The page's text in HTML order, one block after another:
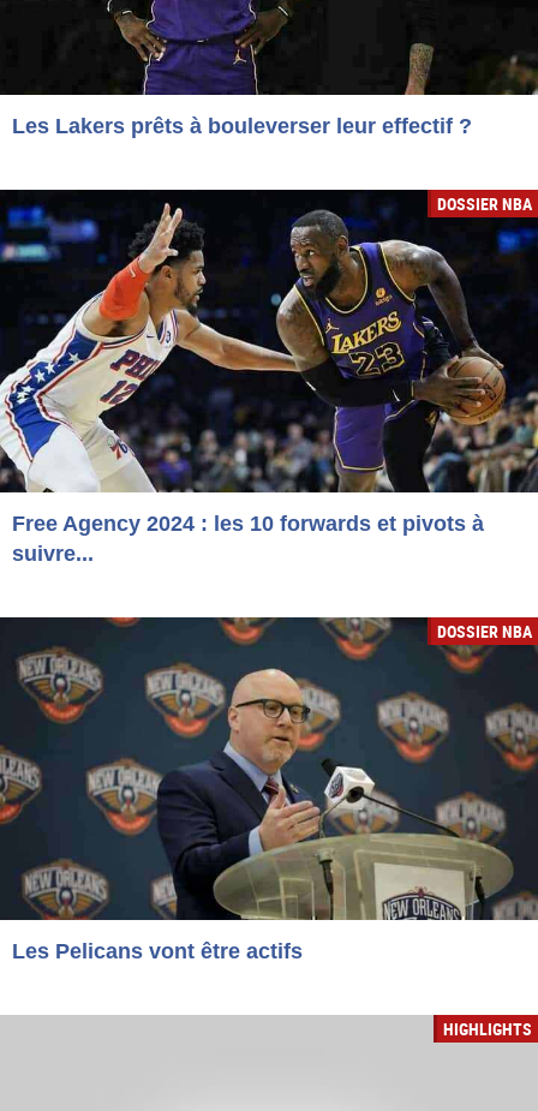
Les Lakers prêts à bouleverser leur effectif ?
DOSSIER NBA
Free Agency 2024 : les 10 forwards et pivots à
suivre...
DOSSIER NBA
Les Pelicans vont être actifs
HIGHLIGHTS